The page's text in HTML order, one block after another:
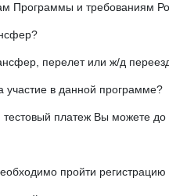
Программы и требованиям
перелет или ж/д
участие в данной программе?
тестовый платеж Вы можете
пройти регистрацию